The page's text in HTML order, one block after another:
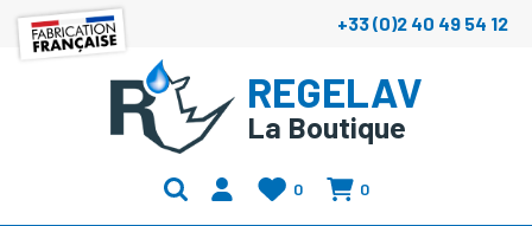
+33 (0)2 40 49 54 12
REGELAV
La Boutique
0 0